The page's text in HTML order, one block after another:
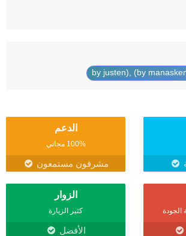
الدعم
100% مجاني
مشرفون مستمعون
الجودة
الزوار
كثير الزيارة
الأفضل